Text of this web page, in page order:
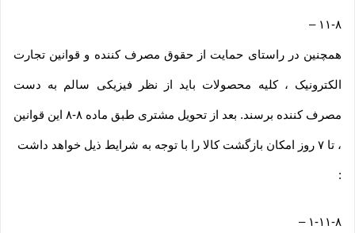
۱۱-۸ –
همچنین در راستای حمایت از حقوق مصرف کننده و قوانین تجارت
الکترونیک ، کلیه محصولات باید از نظر فیزیکی سالم به دست
مصرف کننده برسند. بعد از تحویل مشتری طبق ماده ۸-۸ این قوانین
، تا ۷ روز امکان بازگشت کالا را با توجه به شرایط ذیل خواهد داشت
:
۱-۱۱-۸ –